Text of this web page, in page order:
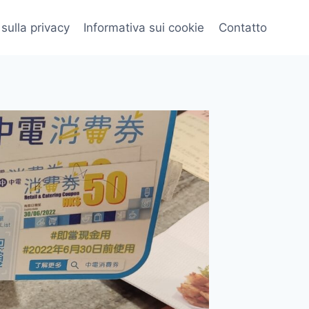
privacy Informativa sui cookie Contatto